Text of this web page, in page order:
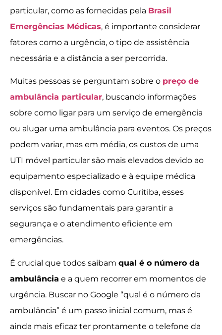
particular, como as fornecidas pela Brasil
Emergências Médicas, é importante considerar
fatores como a urgência, o tipo de assistência
necessária e a distância a ser percorrida.
Muitas pessoas se perguntam sobre o preço de
ambulância particular, buscando informações
sobre como ligar para um serviço de emergência
ou alugar uma ambulância para eventos. Os preços
podem variar, mas em média, os custos de uma
UTI móvel particular são mais elevados devido ao
equipamento especializado e à equipe médica
disponível. Em cidades como Curitiba, esses
serviços são fundamentais para garantir a
segurança e o atendimento eficiente em
emergências.
É crucial que todos saibam qual é o número da
ambulância e a quem recorrer em momentos de
urgência. Buscar no Google “qual é o número da
ambulância” é um passo inicial comum, mas é
ainda mais eficaz ter prontamente o telefone da